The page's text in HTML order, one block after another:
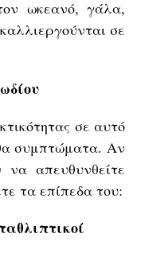
ωκεανό, γάλα,
σε
σε αυτό
συμπτώματα. Αν
απευθυνθείτε
τα επίπεδα του: